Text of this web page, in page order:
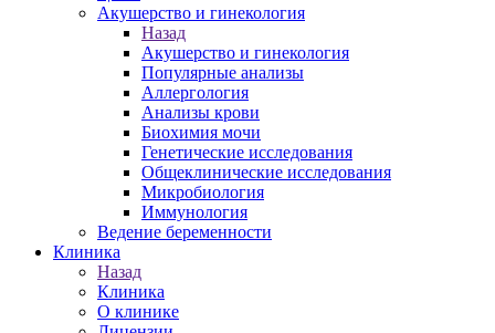
Акушерство и гинекология
Назад
Акушерство и гинекология
Популярные анализы
Аллергология
Анализы крови
Биохимия мочи
Генетические исследования
Общеклинические исследования
Микробиология
Иммунология
Ведение беременности
Клиника
Назад
Клиника
О клинике